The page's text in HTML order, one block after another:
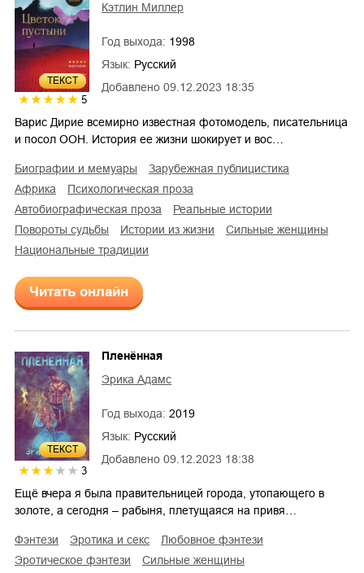
ТЕКСТ
5
Добавлено 09.12.2023 18:35
Кэтлин Миллер
Год выхода: 1998
Язык: Русский
Варис Дирие всемирно известная фотомодель, писательница
и посол ООН. История ее жизни шокирует и вос…
биографии и мемуары
зарубежная публицистика
Африка
психологическая проза
автобиографическая проза
реальные истории
повороты судьбы
истории из жизни
сильные женщины
национальные традиции
Читать онлайн
ТЕКСТ
3
Добавлено 09.12.2023 18:38
Пленённая
Эрика Адамс
Год выхода: 2019
Язык: Русский
Ещё вчера я была правительницей города, утопающего в
золоте, а сегодня – рабыня, плетущаяся на привя…
фэнтези эротика и секс
любовное фэнтези
эротическое фэнтези
сильные женщины